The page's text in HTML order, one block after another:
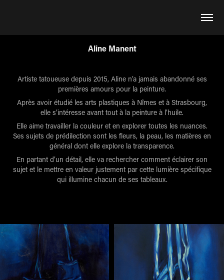
Aline Manent
Artiste tatoueuse depuis 2015, Aline n’a jamais abandonné ses
premières amours pour la peinture.
Après avoir étudié les arts plastiques à Nîmes et à Strasbourg,
elle s’intéresse avant tout à la peinture à l’huile.
Elle aime travailler la couleur et en explorer toutes les nuances.
Ses sujets de prédilection sont les fleurs, la peau, les matières en
général dont elle explore la transparence.
En partant d’un détail, elle va rechercher comment éclairer son
sujet et le mettre en valeur justement par cette lumière spécifique
qui illumine chacun de ses tableaux.